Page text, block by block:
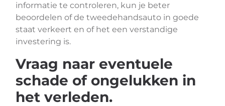
informatie te controleren, kun je beter
beoordelen of de tweedehandsauto in goede
staat verkeert en of het een verstandige
investering is.
Vraag naar eventuele
schade of ongelukken in
het verleden.